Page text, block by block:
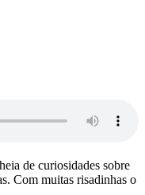
de curiosidades sobre
Com muitas risadinhas o